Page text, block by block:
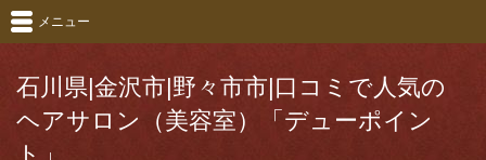
石川県|金沢市|野々市市|口コミで人気の
ヘアサロン（美容室）「デューポイン
ト」
メニュー